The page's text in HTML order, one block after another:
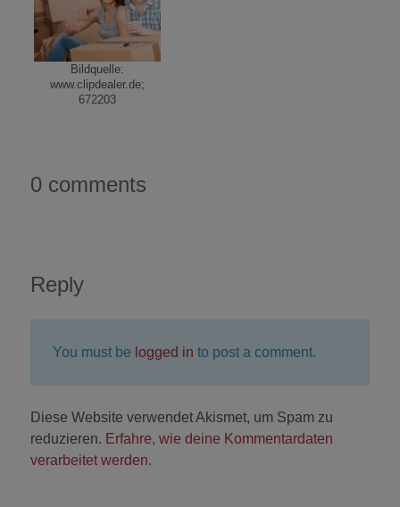
Bildquelle:
www.clipdealer.de;
672203
0 comments
Reply
You must be logged in to post a comment.
Diese Website verwendet Akismet, um Spam zu
reduzieren. Erfahre, wie deine Kommentardaten
verarbeitet werden.